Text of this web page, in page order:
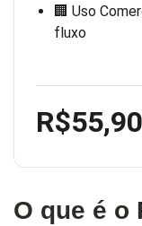
🏢 Uso
fluxo
R$55,90
O que é o